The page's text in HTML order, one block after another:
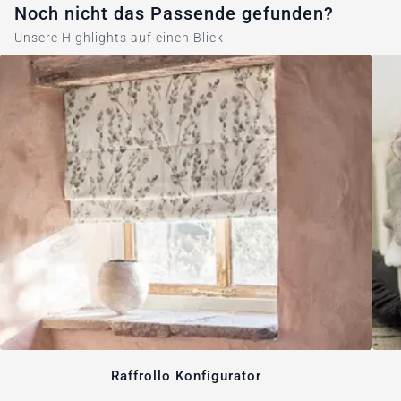
Noch nicht das Passende gefunden?
Unsere Highlights auf einen Blick
Raffrollo Konfigurator